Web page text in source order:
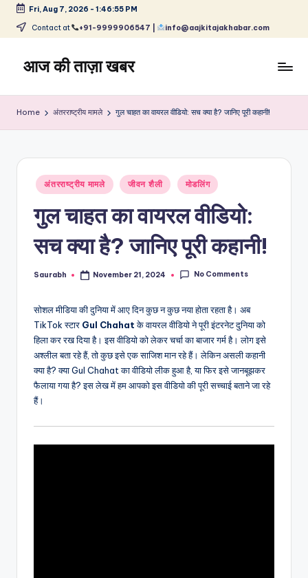
Skip
content
Fri, Aug 7, 2026 - 1:46:56 PM
Contact at +91-9999906547 | info@aajkitajakhabar.com
आज की ताज़ा खबर
मनोरंजन,
व्यापार
विश्व
Home अंतरराष्ट्रीय मामले गुल चाहत का वायरल वीडियो: सच क्या है? जानिए पूरी कहानी!
Posted
in
अंतरराष्ट्रीय मामले जीवन शैली मोडलिंग
गुल चाहत का वायरल वीडियो:
सच क्या है? जानिए पूरी कहानी!
Posted
Saurabh November 21, 2024 No Comments
सोशल मीडिया की दुनिया में आए दिन कुछ न कुछ नया होता रहता है। अब
TikTok स्टार Gul Chahatके वायरल वीडियो ने पूरी इंटरनेट दुनिया को
हिला कर रख दिया है। इस वीडियो को लेकर चर्चा का बाजार गर्म है। लोग इसे
अश्लील बता रहे हैं, तो कुछ इसे एक साजिश मान रहे हैं। लेकिन असली कहानी
क्या है? क्या Gul Chahat का वीडियो लीक हुआ है, या फिर इसे जानबूझकर
फैलाया गया है? इस लेख में हम आपको इस वीडियो की पूरी सच्चाई बताने जा रहे
हैं।